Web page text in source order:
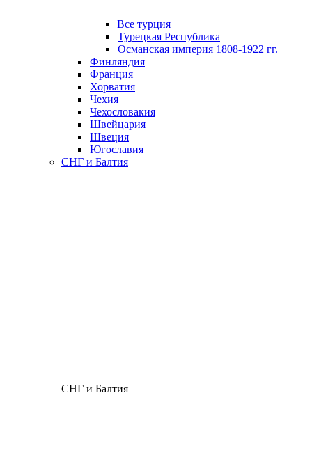
Все турция
Турецкая Республика
Османская империя 1808-1922 гг.
Финляндия
Франция
Хорватия
Чехия
Чехословакия
Швейцария
Швеция
Югославия
СНГ и Балтия
СНГ и Балтия